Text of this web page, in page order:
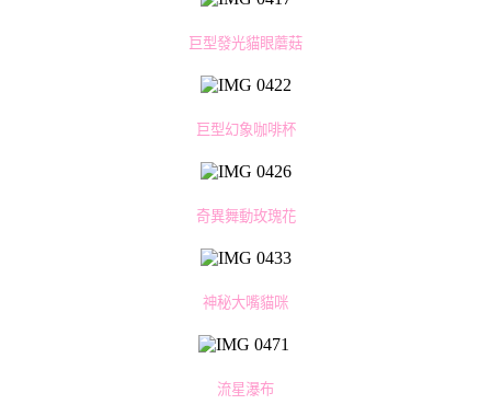
巨型發光貓眼蘑菇
巨型幻象咖啡杯
奇異舞動玫瑰花
神秘大嘴貓咪
流星瀑布